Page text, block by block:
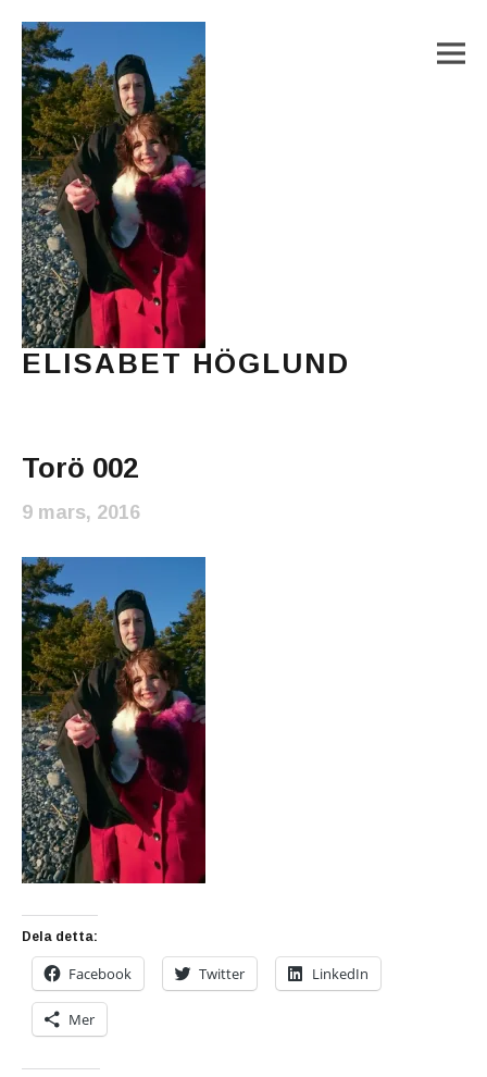
ELISABET HÖGLUND
Torö 002
9 mars, 2016
Dela detta:
Facebook Twitter LinkedIn
Mer